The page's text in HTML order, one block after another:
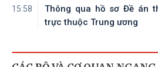
15:58
Thông qua hồ sơ Đề án
trực thuộc Trung ương